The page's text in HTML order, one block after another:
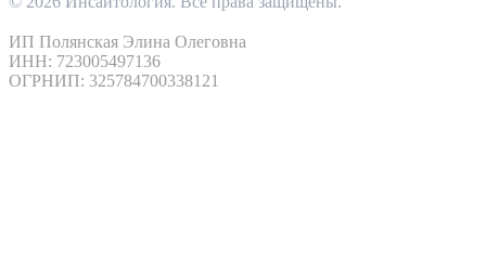
ИП Полянская Элина Олеговна
ИНН: 723005497136
ОГРНИП: 325784700338121